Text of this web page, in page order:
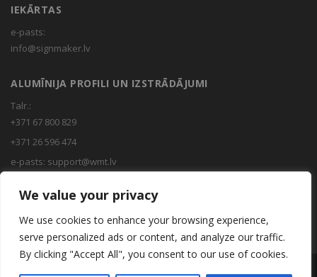
We value your privacy
We use cookies to enhance your browsing experience,
serve personalized ads or content, and analyze our traffic.
By clicking "Accept All", you consent to our use of cookies.
IEKĀRTAS
e-pasts:
info@signmaker.lv
ALUMĪNIJA PROFILI UN IZSTRĀDĀJUMI
Talr.:
+371 67 800 829
+371 26 596 474
e-pasts: support@wmt.lv
INSTRUMENTI
e-pasts:info@uzlex.eu